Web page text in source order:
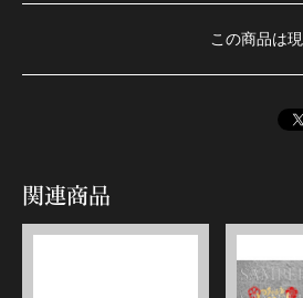
この商品は
関連商品